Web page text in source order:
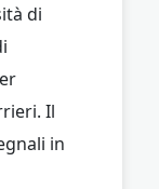
di
Il
in